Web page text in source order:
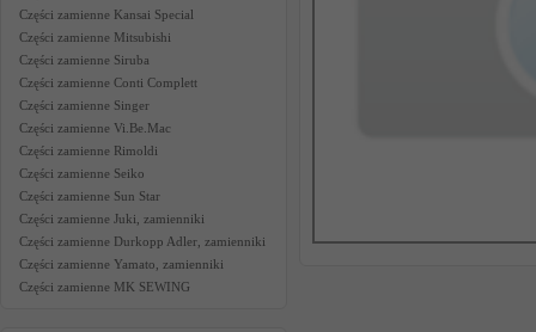
Części zamienne Kansai Special
Części zamienne Mitsubishi
Części zamienne Siruba
Części zamienne Conti Complett
Części zamienne Singer
Części zamienne Vi.Be.Mac
Części zamienne Rimoldi
Części zamienne Seiko
Części zamienne Sun Star
Części zamienne Juki, zamienniki
Części zamienne Durkopp Adler, zamienniki
Części zamienne Yamato, zamienniki
Części zamienne MK SEWING